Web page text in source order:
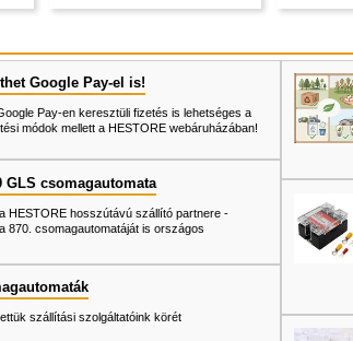
Google Pay-el is!
Pay-en keresztüli fizetés is lehetséges a
módok mellett a HESTORE webáruházában!
GLS csomagautomata
HESTORE hosszútávú szállító partnere -
870. csomagautomatáját is országos
szállítási szolgáltatóink körét